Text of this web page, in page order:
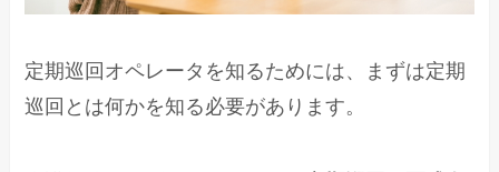
定期巡回オペレータを知るためには、まずは定期
巡回とは何かを知る必要があります。